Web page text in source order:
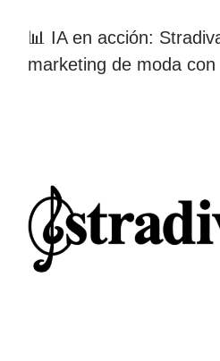
📊 IA en acción:
marketing de moda con